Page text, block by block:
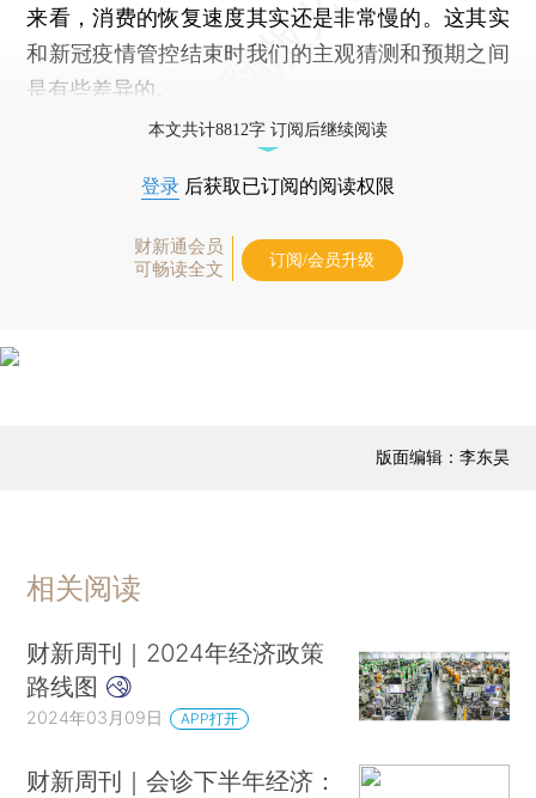
来看，消费的恢复速度其实还是非常慢的。这其实
和新冠疫情管控结束时我们的主观猜测和预期之间
是有些差异的。
本文共计8812字 订阅后继续阅读
登录 后获取已订阅的阅读权限
财新通会员
可畅读全文
订阅/会员升级
版面编辑：李东昊
相关阅读
财新周刊｜2024年经济政策
路线图
2024年03月09日 APP打开
财新周刊｜会诊下半年经济：